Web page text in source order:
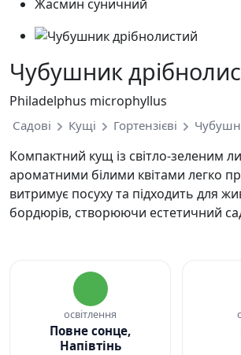
Жасмин суничний
Чубушник
Philadelphus microphyllus
Садові Кущі Гортензієві
Компактний кущ із світло-зеленим
ароматними білими квітами легко
витримує посуху та підходить для
бордюрів, створюючи естетичний
освітлення
Повне сонце,
Напівтінь